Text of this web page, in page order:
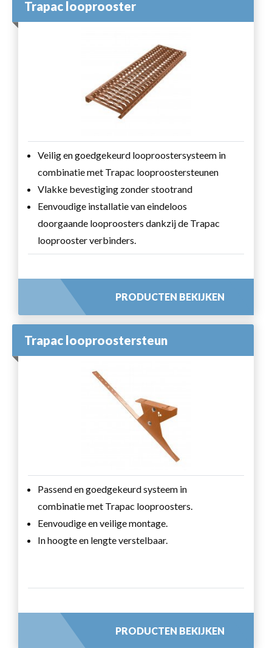
Trapac looprooster
Veilig en goedgekeurd looproostersysteem in
combinatie met Trapac looproostersteunen
Vlakke bevestiging zonder stootrand
Eenvoudige installatie van eindeloos
doorgaande looproosters dankzij de Trapac
looprooster verbinders.
PRODUCTEN BEKIJKEN
Trapac looproostersteun
Passend en goedgekeurd systeem in
combinatie met Trapac looproosters.
Eenvoudige en veilige montage.
In hoogte en lengte verstelbaar.
PRODUCTEN BEKIJKEN